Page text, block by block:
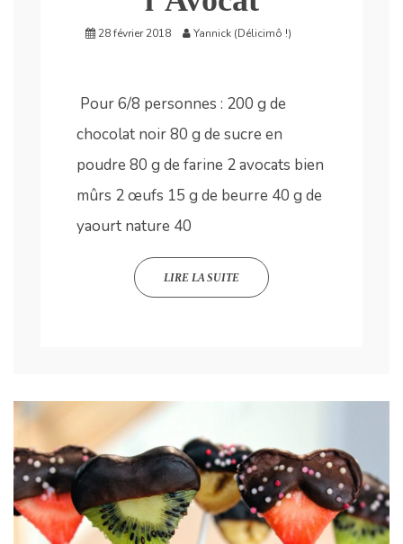
28 février 2018 Yannick (Délicimô !)
Pour 6/8 personnes : 200 g de
chocolat noir 80 g de sucre en
poudre 80 g de farine 2 avocats bien
mûrs 2 œufs 15 g de beurre 40 g de
yaourt nature 40
LIRE LA SUITE